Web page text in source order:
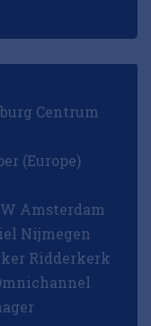
Centrum
(Europe)
Amsterdam
Nijmegen
Ridderkerk